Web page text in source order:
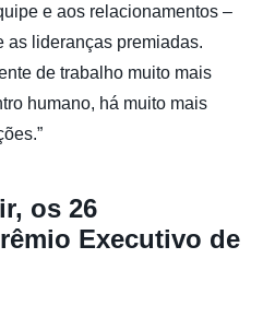
e aos relacionamentos –
as lideranças premiadas.
de trabalho muito mais
humano, há muito mais
os 26
Executivo de